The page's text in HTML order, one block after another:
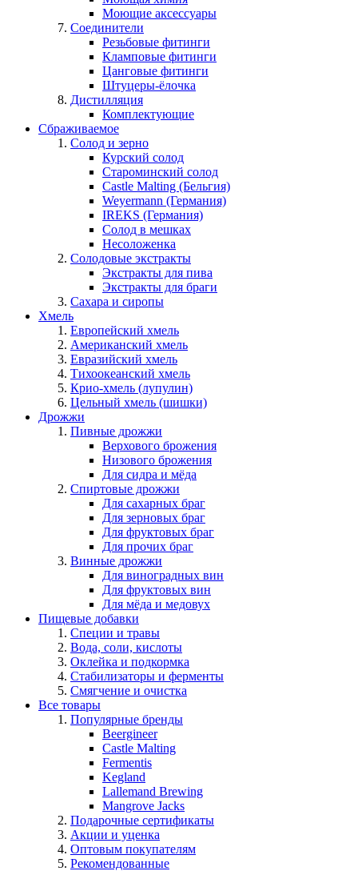
Моющие аксессуары
Соединители
Резьбовые фитинги
Кламповые фитинги
Цанговые фитинги
Штуцеры-ёлочка
Дистилляция
Комплектующие
Сбраживаемое
Солод и зерно
Курский солод
Староминский солод
Castle Malting (Бельгия)
Weyermann (Германия)
IREKS (Германия)
Солод в мешках
Несоложенка
Солодовые экстракты
Экстракты для пива
Экстракты для браги
Сахара и сиропы
Хмель
Европейский хмель
Американский хмель
Евразийский хмель
Тихоокеанский хмель
Крио-хмель (лупулин)
Цельный хмель (шишки)
Дрожжи
Пивные дрожжи
Верхового брожения
Низового брожения
Для сидра и мёда
Спиртовые дрожжи
Для сахарных браг
Для зерновых браг
Для фруктовых браг
Для прочих браг
Винные дрожжи
Для виноградных вин
Для фруктовых вин
Для мёда и медовух
Пищевые добавки
Специи и травы
Вода, соли, кислоты
Оклейка и подкормка
Стабилизаторы и ферменты
Смягчение и очистка
Все товары
Популярные бренды
Beergineer
Castle Malting
Fermentis
Kegland
Lallemand Brewing
Mangrove Jacks
Подарочные сертификаты
Акции и уценка
Оптовым покупателям
Рекомендованные